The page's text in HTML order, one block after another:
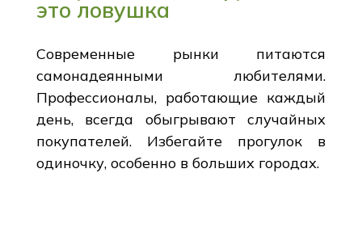
это ловушка
Современные рынки питаются
самонадеянными любителями.
Профессионалы, работающие каждый
день, всегда обыгрывают случайных
покупателей. Избегайте прогулок в
одиночку, особенно в больших городах.